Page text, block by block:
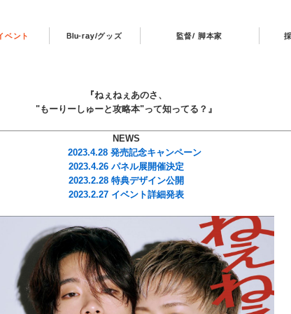
ベント Blu-ray/グッズ 監督/ 脚本家
『ねぇねぇあのさ、
"もーりーしゅーと攻略本"って知ってる？』
NEWS
2023.4.28 発売記念キャンペーン
2023.4.26 パネル展開催決定
2023.2.28 特典デザイン公開
2023.2.27 イベント詳細発表